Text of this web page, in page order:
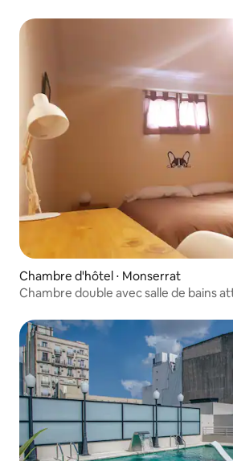
Chambre d'hôtel ⋅ Monserrat
Chambre double avec salle de bains